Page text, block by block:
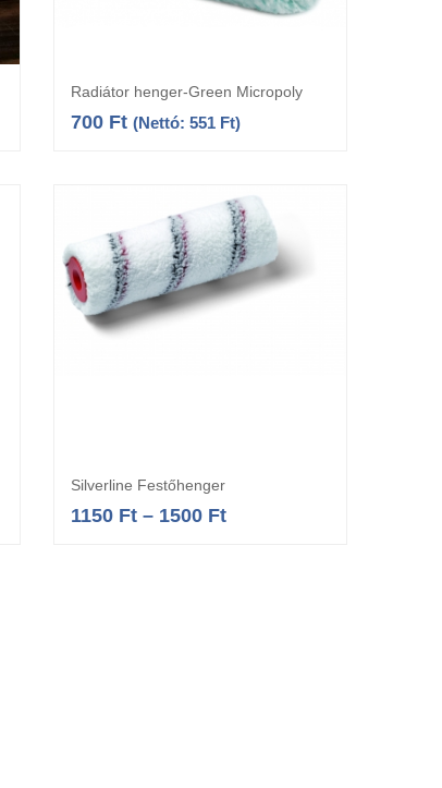
Kosárba teszem
Radiátor henger-Green Micropoly
700 Ft (Nettó: 551 Ft)
Opciók választása
Silverline Festőhenger
1150 Ft– 1500 Ft